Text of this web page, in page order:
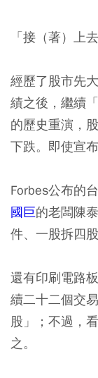
「接（著）上去
經歷了股市先
績之後，繼續
的歷史重演，
下跌。即使宣
Forbes公布的
國巨的老闆陳
件、一股拆四
還有印刷電路
續二十二個交
股」；不過，
之。